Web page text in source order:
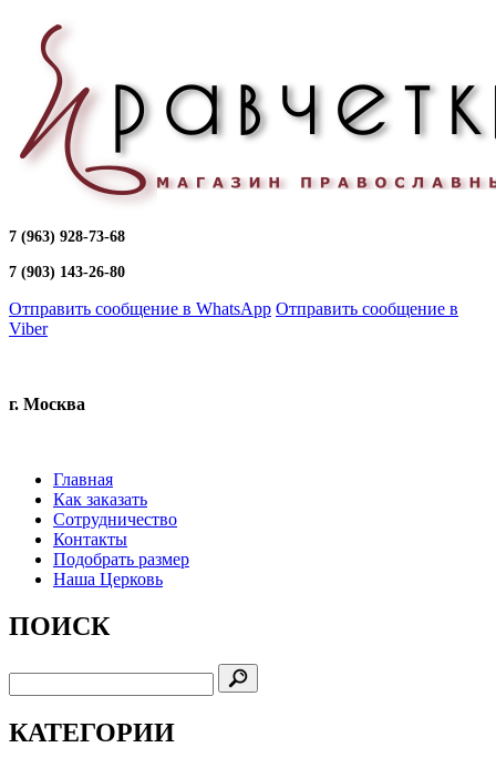
7 (963) 928-73-68
7 (903) 143-26-80
Отправить сообщение в WhatsApp Отправить сообщение в
Viber
г. Москва
Главная
Как заказать
Сотрудничество
Контакты
Подобрать размер
Наша Церковь
ПОИСК
КАТЕГОРИИ